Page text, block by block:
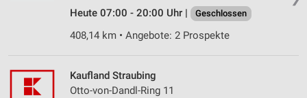
Heute 07:00 - 20:00 Uhr |
Geschlossen
408,14 km • Angebote: 2 Prospekte
Kaufland Straubing
Otto-von-Dandl-Ring 11